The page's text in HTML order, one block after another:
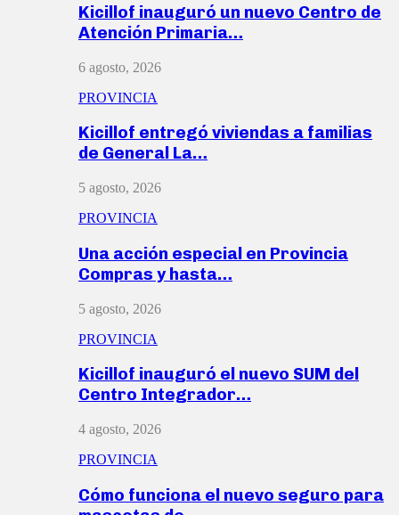
Kicillof inauguró un nuevo Centro de
Atención Primaria…
6 agosto, 2026
PROVINCIA
Kicillof entregó viviendas a familias
de General La…
5 agosto, 2026
PROVINCIA
Una acción especial en Provincia
Compras y hasta…
5 agosto, 2026
PROVINCIA
Kicillof inauguró el nuevo SUM del
Centro Integrador…
4 agosto, 2026
PROVINCIA
Cómo funciona el nuevo seguro para